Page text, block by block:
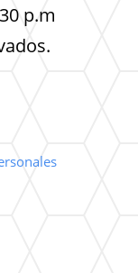
p.m